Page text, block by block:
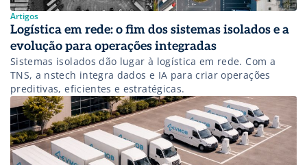
Artigos
Logística em rede: o fim dos sistemas isolados e a
evolução para operações integradas
Sistemas isolados dão lugar à logística em rede. Com a
TNS, a nstech integra dados e IA para criar operações
preditivas, eficientes e estratégicas.